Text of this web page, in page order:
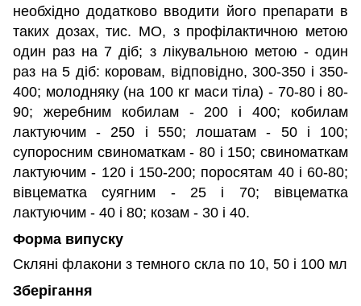
необхідно додатково вводити його препарати в
таких дозах, тис. МО, з профілактичною метою
один раз на 7 діб; з лікувальною метою - один
раз на 5 діб: коровам, відповідно, 300-350 і 350-
400; молодняку (на 100 кг маси тіла) - 70-80 і 80-
90; жеребним кобилам - 200 і 400; кобилам
лактуючим - 250 і 550; лошатам - 50 і 100;
супоросним свиноматкам - 80 і 150; свиноматкам
лактуючим - 120 і 150-200; поросятам 40 і 60-80;
вівцематка суягним - 25 і 70; вівцематка
лактуючим - 40 і 80; козам - 30 і 40.
Форма випуску
Скляні флакони з темного скла по 10, 50 і 100 мл
Зберігання